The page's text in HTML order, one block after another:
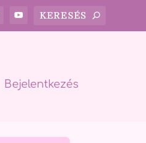
Bejelentkezés